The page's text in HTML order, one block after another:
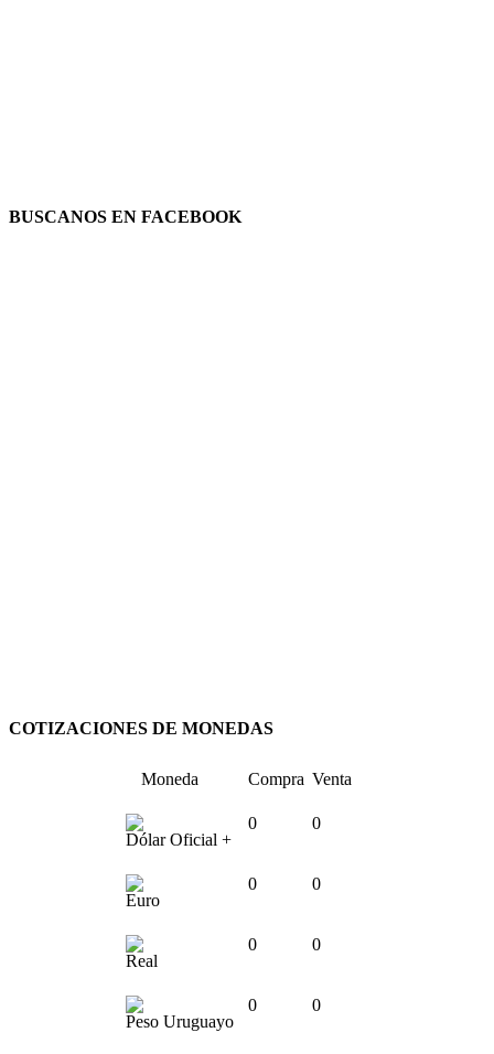
BUSCANOS EN FACEBOOK
COTIZACIONES DE MONEDAS
Moneda Compra Venta
Dólar Oficial +
0 0
Euro
0 0
Real
0 0
Peso Uruguayo
0 0